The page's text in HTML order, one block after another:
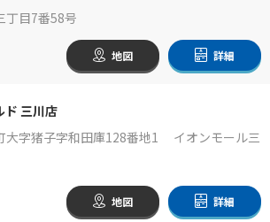
丁目7番58号
地図 詳細
ド 三川店
大字猪子字和田庫128番地1 イオンモール三
地図 詳細